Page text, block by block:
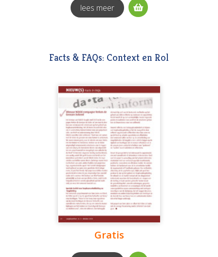
lees meer
Facts & FAQs: Context en Rol
Gratis